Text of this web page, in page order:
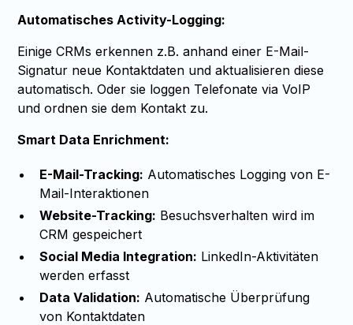
Automatisches Activity-Logging:
Einige CRMs erkennen z.B. anhand einer E-Mail-
Signatur neue Kontaktdaten und aktualisieren diese
automatisch. Oder sie loggen Telefonate via VoIP
und ordnen sie dem Kontakt zu.
Smart Data Enrichment:
E-Mail-Tracking: Automatisches Logging von E-
Mail-Interaktionen
Website-Tracking: Besuchsverhalten wird im
CRM gespeichert
Social Media Integration: LinkedIn-Aktivitäten
werden erfasst
Data Validation: Automatische Überprüfung
von Kontaktdaten